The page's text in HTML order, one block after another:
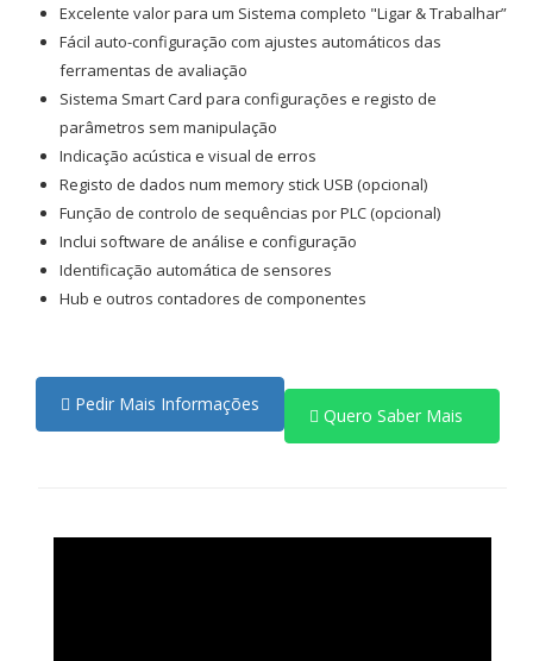
Excelente valor para um Sistema completo "Ligar & Trabalhar”
Fácil auto-configuração com ajustes automáticos das
ferramentas de avaliação
Sistema Smart Card para configurações e registo de
parâmetros sem manipulação
Indicação acústica e visual de erros
Registo de dados num memory stick USB (opcional)
Função de controlo de sequências por PLC (opcional)
Inclui software de análise e configuração
Identificação automática de sensores
Hub e outros contadores de componentes
Pedir Mais Informações
Quero Saber Mais